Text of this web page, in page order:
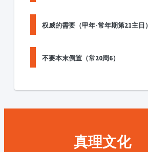
权威的需要（甲年-常年期第21主日）
不要本末倒置（常20周6）
真理文化